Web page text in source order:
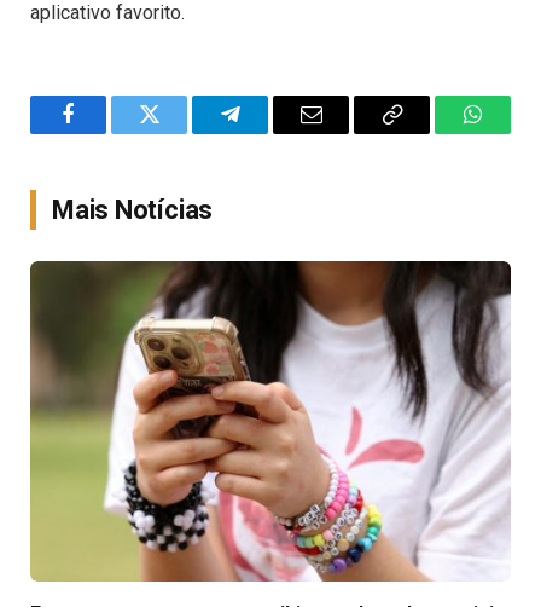
aplicativo favorito.
FacebookTwitter TelegramEmail
Copy
Mais Notícias